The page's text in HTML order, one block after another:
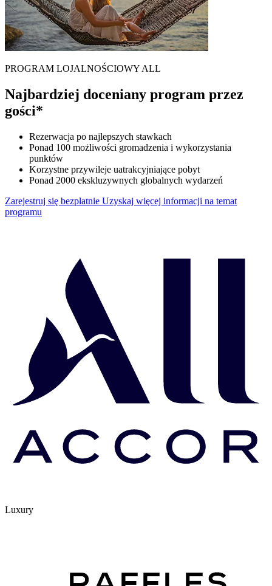
PROGRAM LOJALNOŚCIOWY ALL
Najbardziej doceniany program przez
gości*
Rezerwacja po najlepszych stawkach
Ponad 100 możliwości gromadzenia i wykorzystania
punktów
Korzystne przywileje uatrakcyjniające pobyt
Ponad 2000 ekskluzywnych globalnych wydarzeń
Zarejestruj się bezpłatnie Uzyskaj więcej informacji na temat
programu
Luxury